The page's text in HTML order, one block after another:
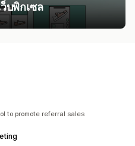
บพิกเซล
to promote referral sales